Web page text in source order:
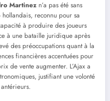
Martinez n’a pas été sans
hollandais, reconnu pour sa
à produire des joueurs
à une bataille juridique après
des préoccupations quant à la
financières accentuées pour
de vente augmenter. L’Ajax a
justifiant une volonté